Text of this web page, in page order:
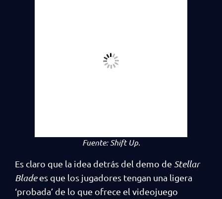
Fuente:Shift Up.
Es claro que la idea detrás del demo de Stellar
Bladees que los jugadores tengan una ligera
‘probada’ de lo que ofrece el videojuego